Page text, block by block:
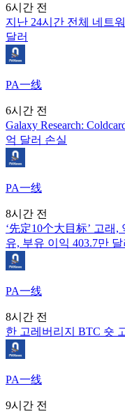
6시간 전
지난 24시간 전체 네트
달러
PA一线
6시간 전
Galaxy Research:
억 달러 손실
PA一线
8시간 전
‘先定10个大目标’ 고래
유, 부유 이익 403.7만
PA一线
8시간 전
한 고레버리지 BTC 숏
PA一线
9시간 전